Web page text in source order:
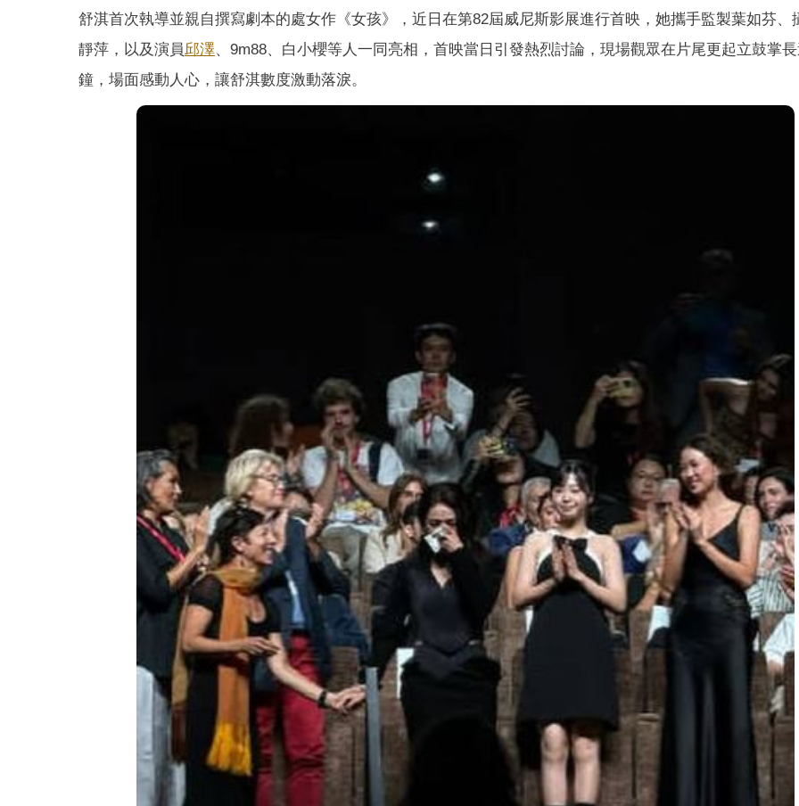
舒淇首次執導並親自撰寫劇本的處女作《女孩》，近日在第82屆威尼斯影展進行首映，她攜手監製葉如芬、
靜萍，以及演員邱澤、9m88、白小櫻等人一同亮相，首映當日引發熱烈討論，現場觀眾在片尾更起立鼓掌
鐘，場面感動人心，讓舒淇數度激動落淚。